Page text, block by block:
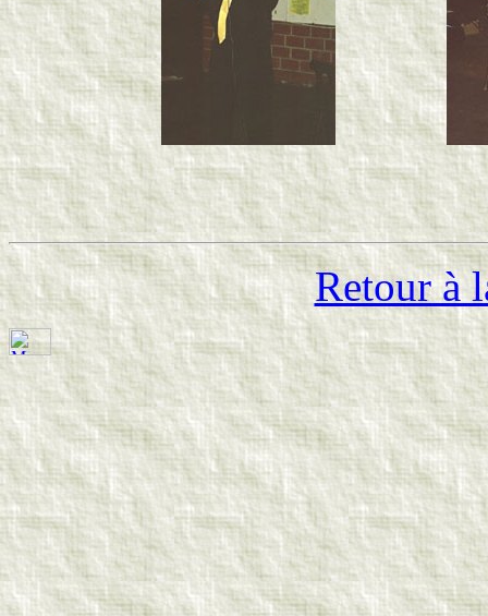
Retour à